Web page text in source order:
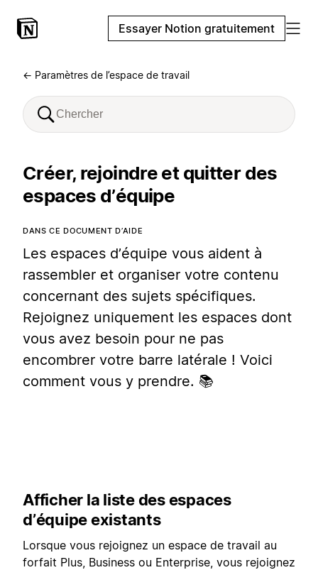
Essayer Notion gratuitement
← Paramètres de l’espace de travail
Créer, rejoindre et quitter des
espaces d’équipe
DANS CE DOCUMENT D’AIDE
Les espaces d’équipe vous aident à
rassembler et organiser votre contenu
concernant des sujets spécifiques.
Rejoignez uniquement les espaces dont
vous avez besoin pour ne pas
encombrer votre barre latérale ! Voici
comment vous y prendre. 📚
Afficher la liste des espaces
d’équipe existants
Lorsque vous rejoignez un espace de travail au
forfait Plus, Business ou Enterprise, vous rejoignez